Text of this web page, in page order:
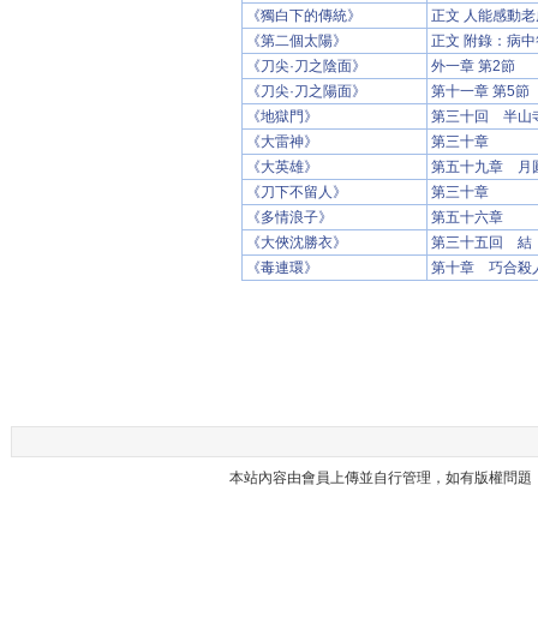
《獨白下的傳統》
正文 人能感動
《第二個太陽》
正文 附錄：病
《刀尖·刀之陰面》
外一章 第2節
《刀尖·刀之陽面》
第十一章 第5節
《地獄門》
第三十回 半山
《大雷神》
第三十章
《大英雄》
第五十九章 月
《刀下不留人》
第三十章
《多情浪子》
第五十六章
《大俠沈勝衣》
第三十五回
《毒連環》
第十章 巧合殺
本站內容由會員上傳並自行管理，如有版權問